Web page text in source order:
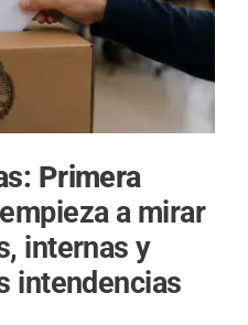
Primera
a mirar
internas y
intendencias